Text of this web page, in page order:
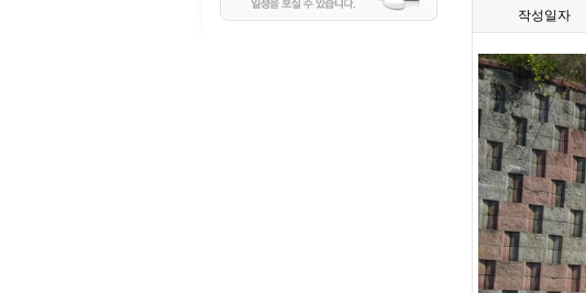
작성일자